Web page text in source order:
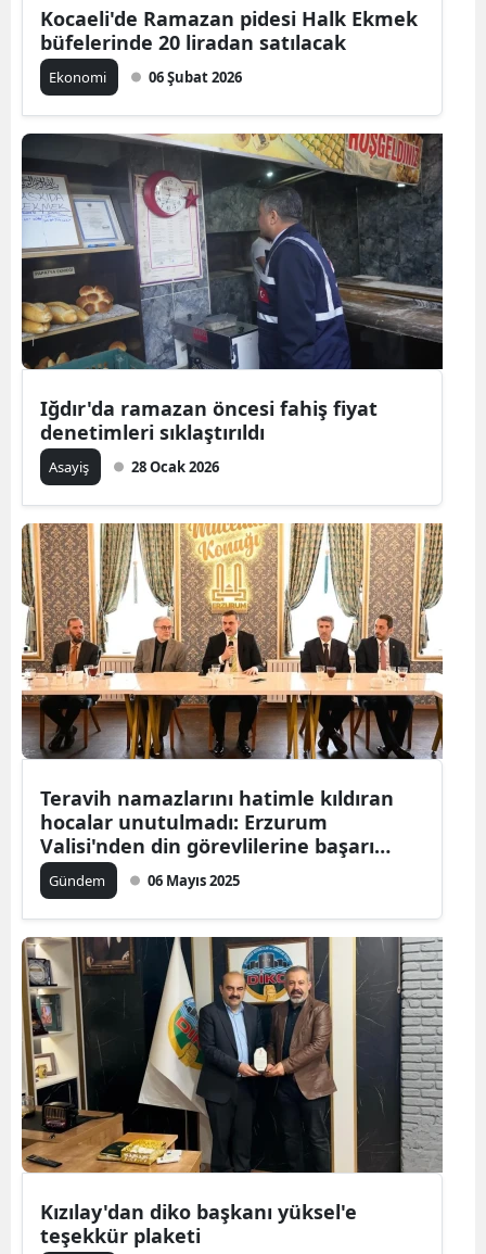
Kocaeli'de Ramazan pidesi Halk Ekmek
büfelerinde 20 liradan satılacak
Ekonomi 06 Şubat 2026
Iğdır'da ramazan öncesi fahiş fiyat
denetimleri sıklaştırıldı
Asayiş 28 Ocak 2026
Teravih namazlarını hatimle kıldıran
hocalar unutulmadı: Erzurum
Valisi'nden din görevlilerine başarı
belgesi
Gündem 06 Mayıs 2025
Kızılay'dan diko başkanı yüksel'e
teşekkür plaketi